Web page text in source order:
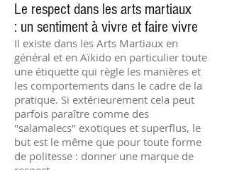
Le respect dans les arts martiaux
: un sentiment à vivre et faire vivre
Il existe dans les Arts Martiaux en
général et en Aïkido en particulier toute
une étiquette qui règle les manières et
les comportements dans le cadre de la
pratique. Si extérieurement cela peut
parfois paraître comme des
"salamalecs" exotiques et superflus, le
but est le même que pour toute forme
de politesse : donner une marque de